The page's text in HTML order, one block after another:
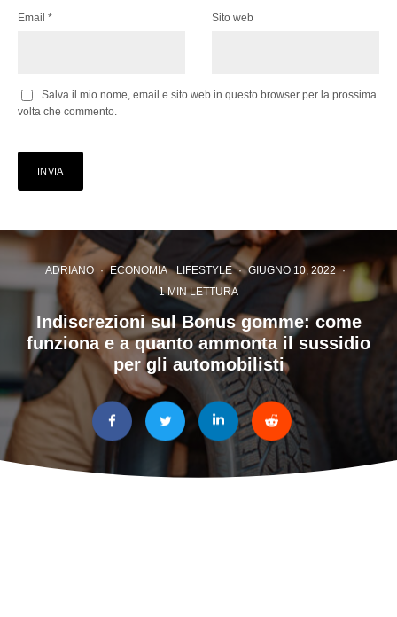
Email * Sito web
Salva il mio nome, email e sito web in questo browser per la prossima
volta che commento.
ADRIANO · ECONOMIA LIFESTYLE · GIUGNO 10, 2022 ·
1 MIN LETTURA
Indiscrezioni sul Bonus gomme: come
funziona e a quanto ammonta il sussidio
per gli automobilisti